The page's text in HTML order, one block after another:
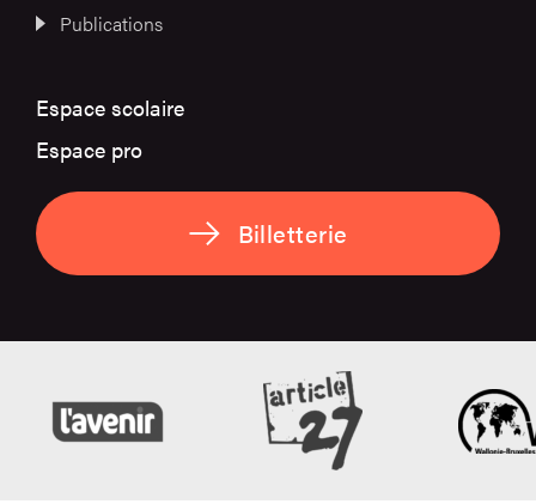
Publications
Espace scolaire
Espace pro
Billetterie